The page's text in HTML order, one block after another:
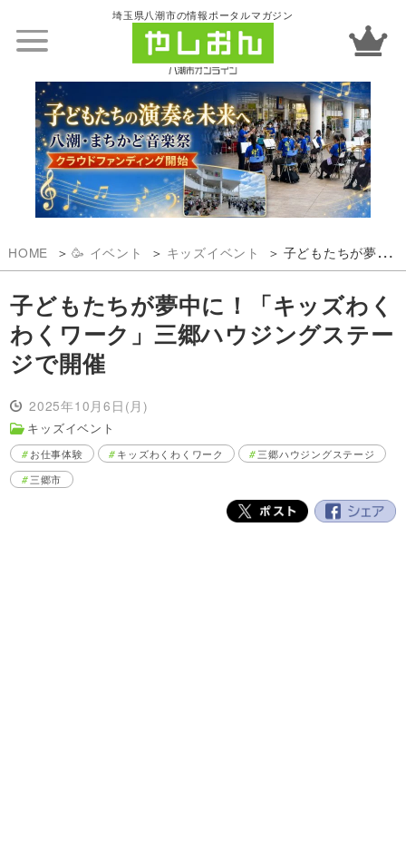
埼玉県八潮市の情報ポータルマガジン
HOME 🥳 イベント キッズイベント 子どもたちが夢中に！「キッズわくわくワーク」三郷ハウジングステージで開催
子どもたちが夢中に！「キッズわく
わくワーク」三郷ハウジングステー
ジで開催
2025年10月6日(月)
キッズイベント
お仕事体験 キッズわくわくワーク
三郷ハウジングステージ
三郷市